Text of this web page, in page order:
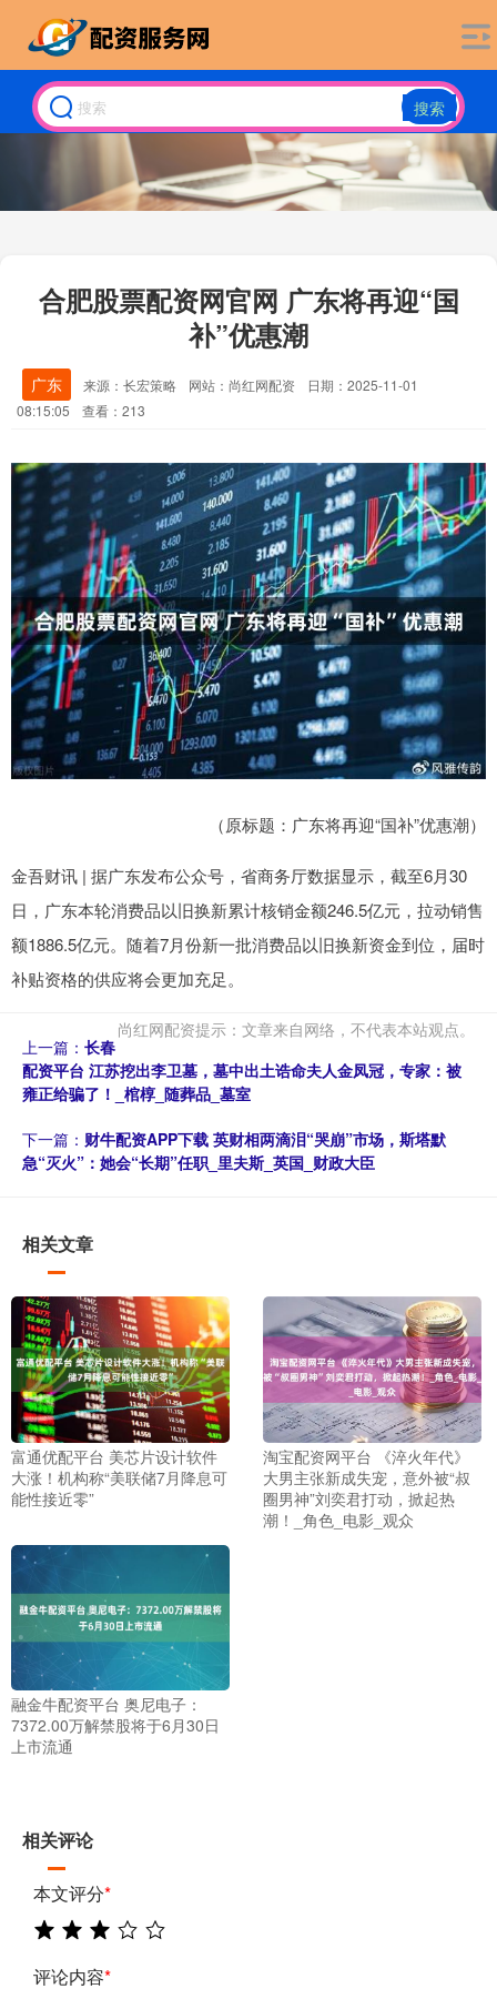
搜索
合肥股票配资网官网 广东将再迎“国
补”优惠潮
广东 来源：长宏策略 网站：尚红网配资
日期：2025-11-01
08:15:05
查看：213
（原标题：广东将再迎“国补”优惠潮）
金吾财讯 | 据广东发布公众号，省商务厅数据显示，截至6月30
日，广东本轮消费品以旧换新累计核销金额246.5亿元，拉动销售
额1886.5亿元。随着7月份新一批消费品以旧换新资金到位，届时
补贴资格的供应将会更加充足。
尚红网配资提示：文章来自网络，不代表本站观点。
上一篇： 长春
配资平台 江苏挖出李卫墓，墓中出土诰命夫人金凤冠，专家：被
雍正给骗了！_棺椁_随葬品_墓室
下一篇： 财牛配资APP下载 英财相两滴泪“哭崩”市场，斯塔默
急“灭火”：她会“长期”任职_里夫斯_英国_财政大臣
相关文章
富通优配平台 美芯片设计软件
大涨！机构称“美联储7月降息可
能性接近零”
淘宝配资网平台 《淬火年代》
大男主张新成失宠，意外被“叔
圈男神”刘奕君打动，掀起热
潮！_角色_电影_观众
融金牛配资平台 奥尼电子：
7372.00万解禁股将于6月30日
上市流通
相关评论
本文评分*
评论内容*